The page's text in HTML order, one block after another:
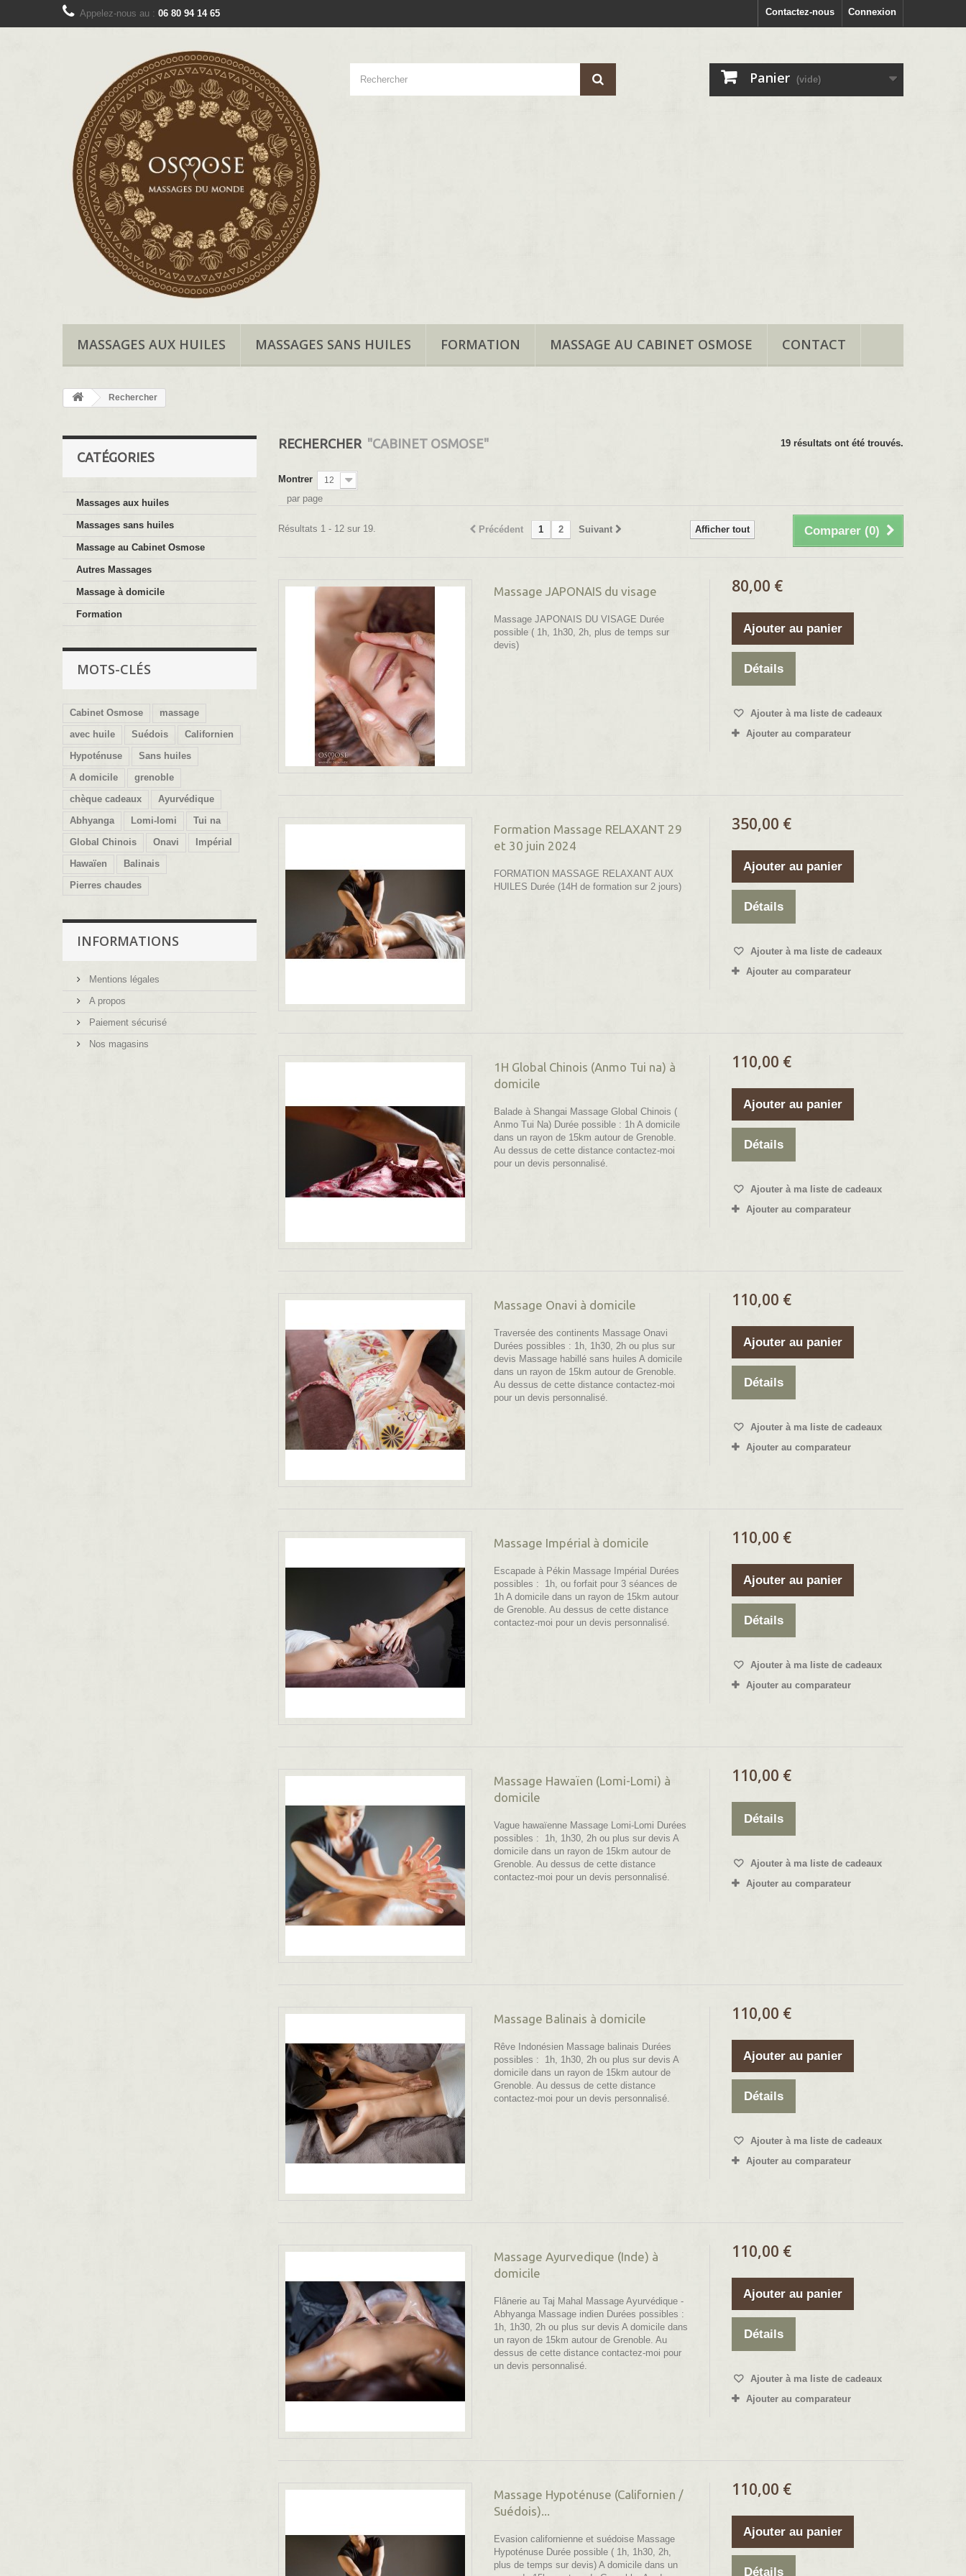
Connexion
Contactez-nous
Appelez-nous au : 06 80 94 14 65
Panier (vide)
MASSAGES AUX HUILES MASSAGES SANS HUILES FORMATION MASSAGE AU CABINET OSMOSE CONTACT
Rechercher
CATÉGORIES
Massages aux huiles
Massages sans huiles
Massage au Cabinet Osmose
Autres Massages
Massage à domicile
Formation
MOTS-CLÉS
Cabinet Osmose
massage
avec huile
Suédois
Californien
Hypoténuse
Sans huiles
A domicile
grenoble
chèque cadeaux
Ayurvédique
Abhyanga
Lomi-lomi
Tui na
Global Chinois
Onavi
Impérial
Hawaïen
Balinais
Pierres chaudes
INFORMATIONS
Mentions légales
A propos
Paiement sécurisé
Nos magasins
RECHERCHER "CABINET OSMOSE" 19 résultats ont été trouvés.
Montrer 12
par page
Comparer (0)
Afficher tout
Précédent 1 2 Suivant
Résultats 1 - 12 sur 19.
Massage JAPONAIS du visage
Massage JAPONAIS DU VISAGE Durée
possible ( 1h, 1h30, 2h, plus de temps sur
devis)
80,00 €
Ajouter au panier
Détails
Ajouter à ma liste de cadeaux
Ajouter au comparateur
Formation Massage RELAXANT 29
et 30 juin 2024
FORMATION MASSAGE RELAXANT AUX
HUILES Durée (14H de formation sur 2 jours)
350,00 €
Ajouter au panier
Détails
Ajouter à ma liste de cadeaux
Ajouter au comparateur
1H Global Chinois (Anmo Tui na) à
domicile
Balade à Shangai Massage Global Chinois (
Anmo Tui Na) Durée possible : 1h A domicile
dans un rayon de 15km autour de Grenoble.
Au dessus de cette distance contactez-moi
pour un devis personnalisé.
110,00 €
Ajouter au panier
Détails
Ajouter à ma liste de cadeaux
Ajouter au comparateur
Massage Onavi à domicile
Traversée des continents Massage Onavi
Durées possibles : 1h, 1h30, 2h ou plus sur
devis Massage habillé sans huiles A domicile
dans un rayon de 15km autour de Grenoble.
Au dessus de cette distance contactez-moi
pour un devis personnalisé.
110,00 €
Ajouter au panier
Détails
Ajouter à ma liste de cadeaux
Ajouter au comparateur
Massage Impérial à domicile
Escapade à Pékin Massage Impérial Durées
possibles : 1h, ou forfait pour 3 séances de
1h A domicile dans un rayon de 15km autour
de Grenoble. Au dessus de cette distance
contactez-moi pour un devis personnalisé.
110,00 €
Ajouter au panier
Détails
Ajouter à ma liste de cadeaux
Ajouter au comparateur
Massage Hawaïen (Lomi-Lomi) à
domicile
Vague hawaïenne Massage Lomi-Lomi Durées
possibles : 1h, 1h30, 2h ou plus sur devis A
domicile dans un rayon de 15km autour de
Grenoble. Au dessus de cette distance
contactez-moi pour un devis personnalisé.
110,00 €
Détails
Ajouter à ma liste de cadeaux
Ajouter au comparateur
Massage Balinais à domicile
Rêve Indonésien Massage balinais Durées
possibles : 1h, 1h30, 2h ou plus sur devis A
domicile dans un rayon de 15km autour de
Grenoble. Au dessus de cette distance
contactez-moi pour un devis personnalisé.
110,00 €
Ajouter au panier
Détails
Ajouter à ma liste de cadeaux
Ajouter au comparateur
Massage Ayurvedique (Inde) à
domicile
Flânerie au Taj Mahal Massage Ayurvédique -
Abhyanga Massage indien Durées possibles :
1h, 1h30, 2h ou plus sur devis A domicile dans
un rayon de 15km autour de Grenoble. Au
dessus de cette distance contactez-moi pour
un devis personnalisé.
110,00 €
Ajouter au panier
Détails
Ajouter à ma liste de cadeaux
Ajouter au comparateur
Massage Hypoténuse (Californien /
Suédois)...
Evasion californienne et suédoise Massage
Hypoténuse Durée possible ( 1h, 1h30, 2h,
plus de temps sur devis) A domicile dans un
110,00 €
Ajouter au panier
Détails